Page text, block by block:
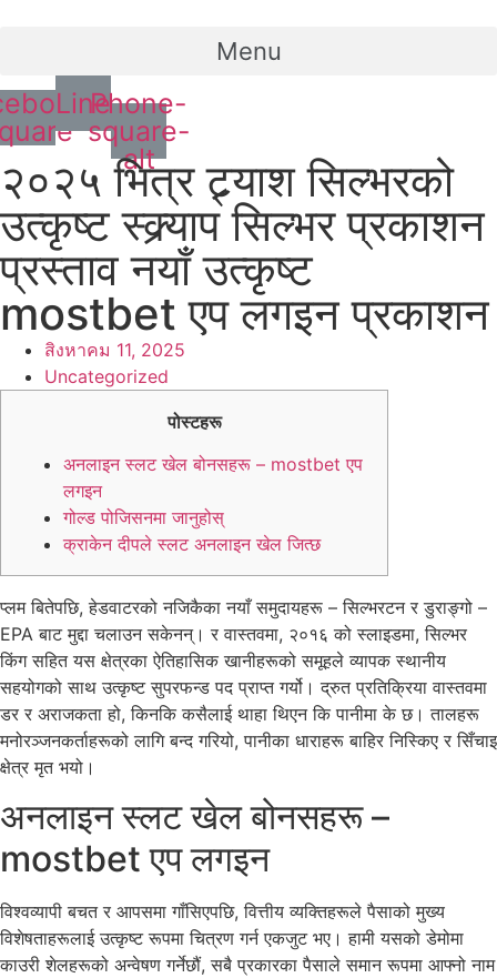
Menu
LinePhone-
square-
alt
२०२५ भित्र ट्र्याश सिल्भरको
उत्कृष्ट स्क्र्याप सिल्भर प्रकाशन
प्रस्ताव नयाँ उत्कृष्ट
mostbet एप लगइन प्रकाशन
สิงหาคม 11, 2025
Uncategorized
पोस्टहरू
अनलाइन स्लट खेल बोनसहरू – mostbet एप
लगइन
गोल्ड पोजिसनमा जानुहोस्
क्राकेन दीपले स्लट अनलाइन खेल जित्छ
प्लम बितेपछि, हेडवाटरको नजिकैका नयाँ समुदायहरू – सिल्भरटन र डुराङ्गो –
EPA बाट मुद्दा चलाउन सकेनन्। र वास्तवमा, २०१६ को स्लाइडमा, सिल्भर
किंग सहित यस क्षेत्रका ऐतिहासिक खानीहरूको समूहले व्यापक स्थानीय
सहयोगको साथ उत्कृष्ट सुपरफन्ड पद प्राप्त गर्यो। द्रुत प्रतिक्रिया वास्तवमा
डर र अराजकता हो, किनकि कसैलाई थाहा थिएन कि पानीमा के छ। तालहरू
मनोरञ्जनकर्ताहरूको लागि बन्द गरियो, पानीका धाराहरू बाहिर निस्किए र सिँचाइ
क्षेत्र मृत भयो।
अनलाइन स्लट खेल बोनसहरू –
mostbet एप लगइन
विश्वव्यापी बचत र आपसमा गाँसिएपछि, वित्तीय व्यक्तिहरूले पैसाको मुख्य
विशेषताहरूलाई उत्कृष्ट रूपमा चित्रण गर्न एकजुट भए। हामी यसको डेमोमा
काउरी शेलहरूको अन्वेषण गर्नेछौं, सबै प्रकारका पैसाले समान रूपमा आफ्नो नाम